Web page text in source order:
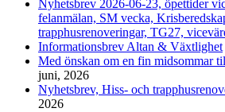
Nyhetsbrev 2026-06-23, öpettider
felanmälan, SM vecka,
trapphusrenoveringar, TG27,
Informationsbrev Altan & Växtlighet
Med önskan om en fin midsommar
juni, 2026
Nyhetsbrev, Hiss- och
2026